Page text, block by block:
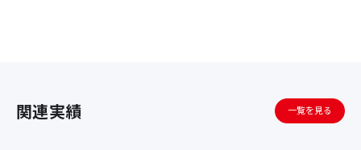
関連実績 一覧を見る